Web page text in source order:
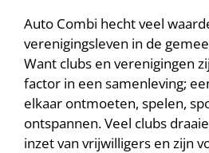
Auto Combi hecht veel
verenigingsleven in de
Want clubs en verenigingen
factor in een samenleving;
elkaar ontmoeten, spelen,
ontspannen. Veel clubs
inzet van vrijwilligers en zijn